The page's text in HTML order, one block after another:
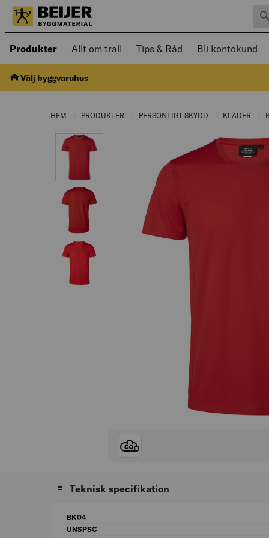
Produkter Öppnad meny kan navigeras med
Allt om trall Tips & Råd Bli kontokund
Välj byggvaruhus
HEM PRODUKTER CURRENT PAGE:
PERSONLIGT SKYDD CURRENT PAGE:
KLÄDER
Teknisk specifikation
BK04
UNSPSC